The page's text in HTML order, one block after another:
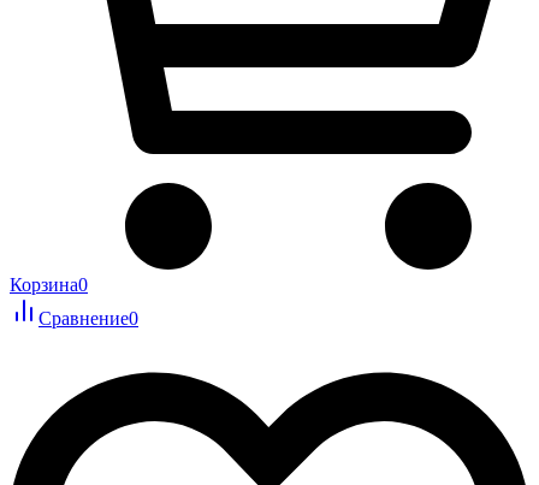
Корзина0
Сравнение0